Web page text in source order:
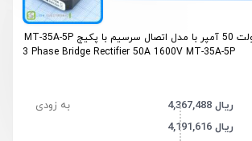
3 Phase Bridge Rectifier 50A 1600V MT-35A-5P
4,367,488 ریال
4,191,616 ریال
به زودی